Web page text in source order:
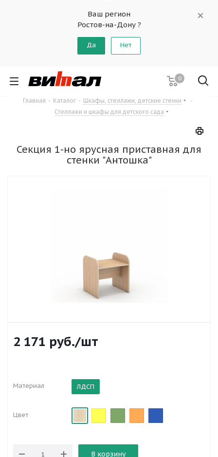
Ваш регион
Ростов-на-Дону ?
Да Нет
0
Главная - Каталог - Шкафы, стеллажи, детские стенки
-
Стеллажи и шкафы для детского сада
Секция 1-но ярусная приставная для
стенки "Антошка"
2 171 руб./шт
Материал ЛДСП
Цвет
В корзину